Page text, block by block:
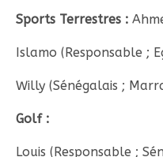
Sports Terrestres :
Islamo (Responsable ;
Willy (Sénégalais ;
Golf :
Louis (Responsable ;